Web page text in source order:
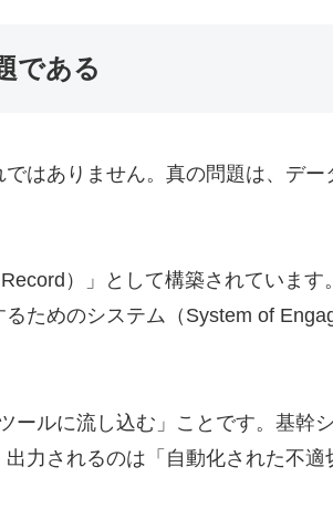
である
はありません。真の問題は、デ
）」として構築されていま
ためのシステム（System of
ルに流し込む」ことです。基幹
力されるのは「自動化された不